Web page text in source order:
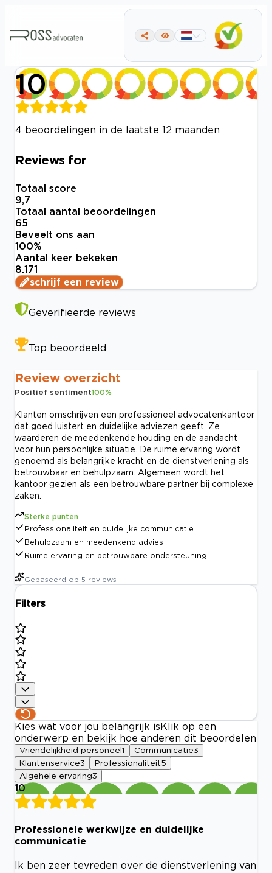
10
4 beoordelingen in de laatste 12 maanden
Reviews for
Totaal score
9,7
Totaal aantal beoordelingen
65
Beveelt ons aan
100%
Aantal keer bekeken
8.171
schrijf een review
Geverifieerde reviews
Top beoordeeld
Review overzicht
Positief sentiment100%
Klanten omschrijven een professioneel advocatenkantoor
dat goed luistert en duidelijke adviezen geeft. Ze
waarderen de meedenkende houding en de aandacht
voor hun persoonlijke situatie. De ruime ervaring wordt
genoemd als belangrijke kracht en de dienstverlening als
betrouwbaar en behulpzaam. Algemeen wordt het
kantoor gezien als een betrouwbare partner bij complexe
zaken.
Sterke punten
Professionaliteit en duidelijke communicatie
Behulpzaam en meedenkend advies
Ruime ervaring en betrouwbare ondersteuning
Gebaseerd op 5 reviews
Filters
Kies wat voor jou belangrijk is Klik op een
onderwerp en bekijk hoe anderen dit beoordelen
Vriendelijkheid personeel 1 Communicatie3
Klantenservice3 Professionaliteit5
Algehele ervaring3
10
Professionele werkwijze en duidelijke
communicatie
Ik ben zeer tevreden over de dienstverlening van